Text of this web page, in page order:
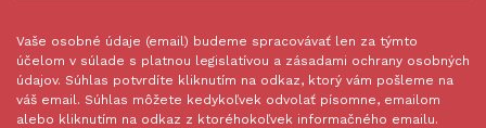
Vaše osobné údaje (email) budeme spracovávať len za týmto
účelom v súlade s platnou legislatívou a zásadami ochrany osobných
údajov. Súhlas potvrdíte kliknutím na odkaz, ktorý vám pošleme na
váš email. Súhlas môžete kedykoľvek odvolať písomne, emailom
alebo kliknutím na odkaz z ktoréhokoľvek informačného emailu.